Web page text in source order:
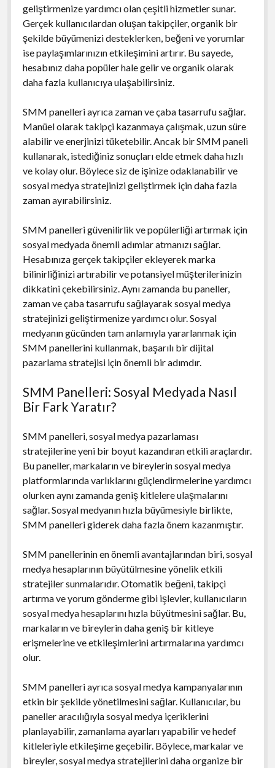
geliştirmenize yardımcı olan çeşitli hizmetler sunar.
Gerçek kullanıcılardan oluşan takipçiler, organik bir
şekilde büyümenizi desteklerken, beğeni ve yorumlar
ise paylaşımlarınızın etkileşimini artırır. Bu sayede,
hesabınız daha popüler hale gelir ve organik olarak
daha fazla kullanıcıya ulaşabilirsiniz.
SMM panelleri ayrıca zaman ve çaba tasarrufu sağlar.
Manüel olarak takipçi kazanmaya çalışmak, uzun süre
alabilir ve enerjinizi tüketebilir. Ancak bir SMM paneli
kullanarak, istediğiniz sonuçları elde etmek daha hızlı
ve kolay olur. Böylece siz de işinize odaklanabilir ve
sosyal medya stratejinizi geliştirmek için daha fazla
zaman ayırabilirsiniz.
SMM panelleri güvenilirlik ve popülerliği artırmak için
sosyal medyada önemli adımlar atmanızı sağlar.
Hesabınıza gerçek takipçiler ekleyerek marka
bilinirliğinizi artırabilir ve potansiyel müşterilerinizin
dikkatini çekebilirsiniz. Aynı zamanda bu paneller,
zaman ve çaba tasarrufu sağlayarak sosyal medya
stratejinizi geliştirmenize yardımcı olur. Sosyal
medyanın gücünden tam anlamıyla yararlanmak için
SMM panellerini kullanmak, başarılı bir dijital
pazarlama stratejisi için önemli bir adımdır.
SMM Panelleri: Sosyal Medyada Nasıl
Bir Fark Yaratır?
SMM panelleri, sosyal medya pazarlaması
stratejilerine yeni bir boyut kazandıran etkili araçlardır.
Bu paneller, markaların ve bireylerin sosyal medya
platformlarında varlıklarını güçlendirmelerine yardımcı
olurken aynı zamanda geniş kitlelere ulaşmalarını
sağlar. Sosyal medyanın hızla büyümesiyle birlikte,
SMM panelleri giderek daha fazla önem kazanmıştır.
SMM panellerinin en önemli avantajlarından biri, sosyal
medya hesaplarının büyütülmesine yönelik etkili
stratejiler sunmalarıdır. Otomatik beğeni, takipçi
artırma ve yorum gönderme gibi işlevler, kullanıcıların
sosyal medya hesaplarını hızla büyütmesini sağlar. Bu,
markaların ve bireylerin daha geniş bir kitleye
erişmelerine ve etkileşimlerini artırmalarına yardımcı
olur.
SMM panelleri ayrıca sosyal medya kampanyalarının
etkin bir şekilde yönetilmesini sağlar. Kullanıcılar, bu
paneller aracılığıyla sosyal medya içeriklerini
planlayabilir, zamanlama ayarları yapabilir ve hedef
kitleleriyle etkileşime geçebilir. Böylece, markalar ve
bireyler, sosyal medya stratejilerini daha organize bir